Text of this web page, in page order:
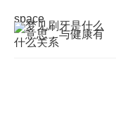
space